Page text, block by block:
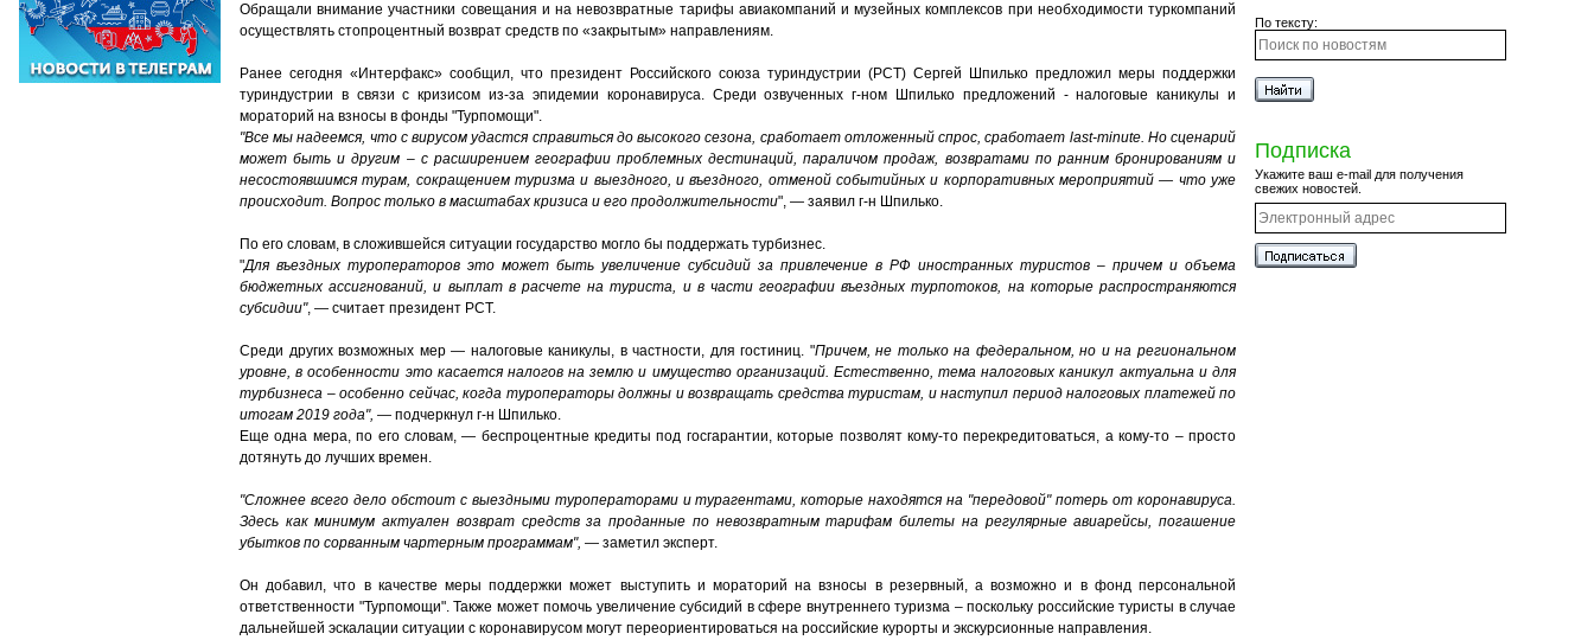
Обращали внимание участники совещания и на невозвратные тарифы авиакомпаний и музейных комплексов при необходимости туркомпаний
осуществлять стопроцентный возврат средств по «закрытым» направлениям.
Ранее сегодня «Интерфакс» сообщил, что президент Российского союза туриндустрии (РСТ) Сергей Шпилько предложил меры поддержки
туриндустрии в связи с кризисом из-за эпидемии коронавируса. Среди озвученных г-ном Шпилько предложений - налоговые каникулы и
мораторий на взносы в фонды "Турпомощи".
"Все мы надеемся, что с вирусом удастся справиться до высокого сезона, сработает отложенный спрос, сработает last-minute. Но сценарий
может быть и другим – с расширением географии проблемных дестинаций, параличом продаж, возвратами по ранним бронированиям и
несостоявшимся турам, сокращением туризма и выездного, и въездного, отменой событийных и корпоративных мероприятий — что уже
происходит. Вопрос только в масштабах кризиса и его продолжительности", — заявил г-н Шпилько.
По его словам, в сложившейся ситуации государство могло бы поддержать турбизнес.
"Для въездных туроператоров это может быть увеличение субсидий за привлечение в РФ иностранных туристов – причем и объема
бюджетных ассигнований, и выплат в расчете на туриста, и в части географии въездных турпотоков, на которые распространяются
субсидии", — считает президент РСТ.
Среди других возможных мер — налоговые каникулы, в частности, для гостиниц. "Причем, не только на федеральном, но и на региональном
уровне, в особенности это касаетсяналогов на землю и имущество организаций. Естественно, тема налоговых каникул актуальна и для
турбизнеса – особенно сейчас, когда туроператоры должны и возвращать средства туристам, и наступил период налоговых платежей по
итогам 2019 года", — подчеркнул г-н Шпилько.
Еще одна мера, по его словам, — беспроцентные кредиты под госгарантии, которые позволят кому-то перекредитоваться, а кому-то – просто
дотянуть до лучших времен.
"Сложнее всего дело обстоит с выездными туроператорами и турагентами, которые находятся на "передовой" потерь от коронавируса.
Здесь как минимум актуален возврат средств за проданные по невозвратным тарифам билеты на регулярные авиарейсы, погашение
убытков по сорванным чартерным программам", — заметил эксперт.
Он добавил, что в качестве меры поддержки может выступить и мораторий на взносы в резервный, а возможно и в фонд персональной
ответственности "Турпомощи". Также может помочь увеличение субсидий в сфере внутреннего туризма – поскольку российские туристы в случае
дальнейшей эскалации ситуации с коронавирусом могут переориентироваться на российские курорты и экскурсионные направления.
По тексту:
Подписка
Укажите ваш e-mail для получения
свежих новостей.